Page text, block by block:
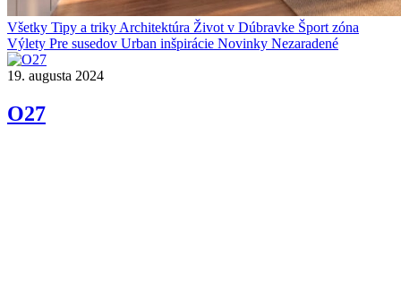
Všetky Tipy a triky Architektúra Život v Dúbravke Šport zóna
Výlety Pre susedov Urban inšpirácie Novinky Nezaradené
19. augusta 2024
O27